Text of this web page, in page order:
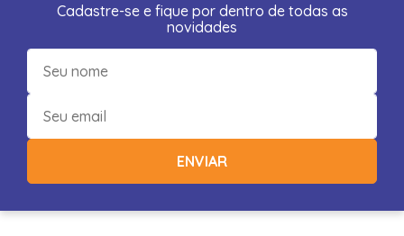
Cadastre-se e fique por dentro de todas as
novidades
ENVIAR